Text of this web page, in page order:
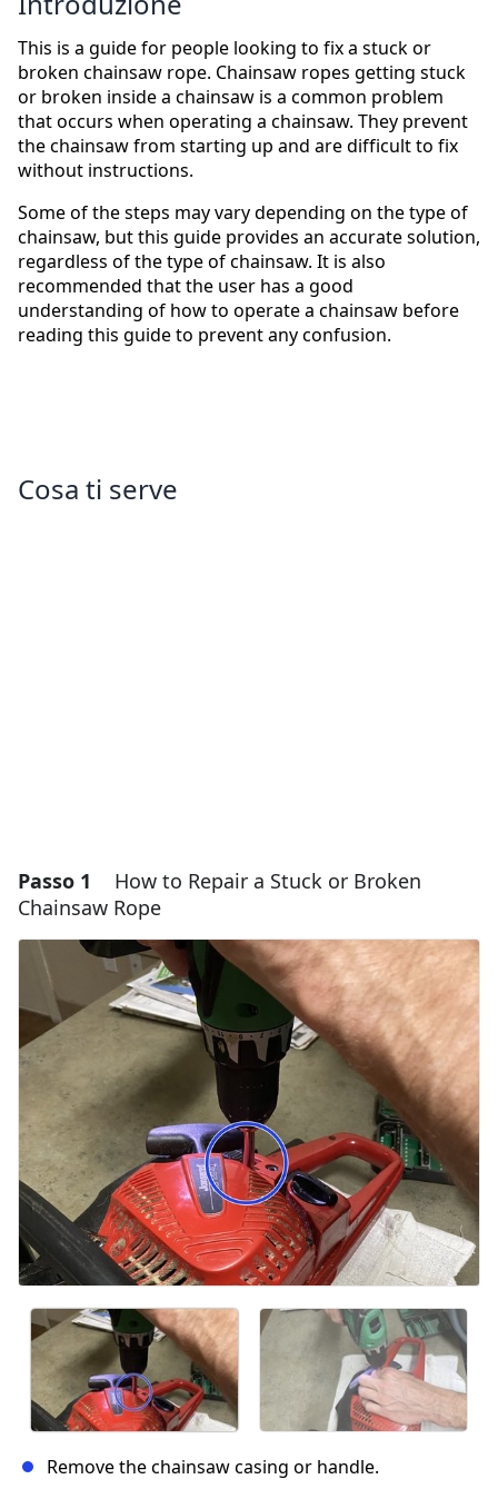
This is a guide for people looking to fix a stuck or
broken chainsaw rope. Chainsaw ropes getting stuck
or broken inside a chainsaw is a common problem
that occurs when operating a chainsaw. They prevent
the chainsaw from starting up and are difficult to fix
without instructions.
Some of the steps may vary depending on the type of
chainsaw, but this guide provides an accurate solution,
regardless of the type of chainsaw. It is also
recommended that the user has a good
understanding of how to operate a chainsaw before
reading this guide to prevent any confusion.
Cosa ti serve
Passo 1
How to Repair a Stuck or Broken
Chainsaw Rope
Remove the chainsaw casing or handle.